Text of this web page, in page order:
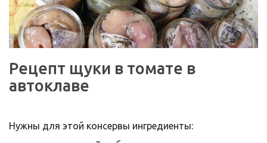
Рецепт щуки в томате в
автоклаве
Нужны для этой консервы ингредиенты: